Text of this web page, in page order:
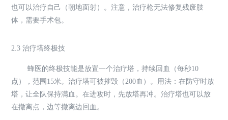
也可以治疗自己（朝地面射）。注意，治疗枪无法修复残废肢
体，需要手术包。
2.3 治疗塔终极技
蜂医的终极技能是放置一个治疗塔，持续回血（每秒10
点），范围15米。治疗塔可被摧毁（200血）。用法：在防守时放
塔，让全队保持满血。在进攻时，先放塔再冲。治疗塔也可以放
在撤离点，边等撤离边回血。